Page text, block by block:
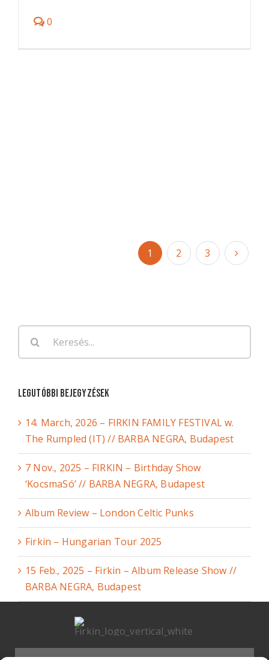
0
1 2 3
Keresés...
Legutóbbi bejegyzések
14. March, 2026 – FIRKIN FAMILY FESTIVAL w.
The Rumpled (IT) // BARBA NEGRA, Budapest
7 Nov., 2025 – FIRKIN – Birthday Show
‘KocsmaSó’ // BARBA NEGRA, Budapest
Album Review – London Celtic Punks
Firkin – Hungarian Tour 2025
15 Feb., 2025 – Firkin – Album Release Show //
BARBA NEGRA, Budapest